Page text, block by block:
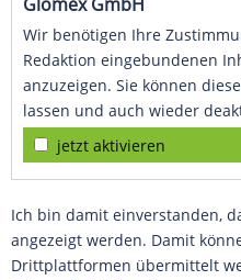
Wir benötigen Ihre
Redaktion eingebundenen
anzuzeigen. Sie können
lassen und auch wieder
jetzt aktivieren
Ich bin damit einverstanden,
angezeigt werden. Damit
Drittplattformen übermittelt